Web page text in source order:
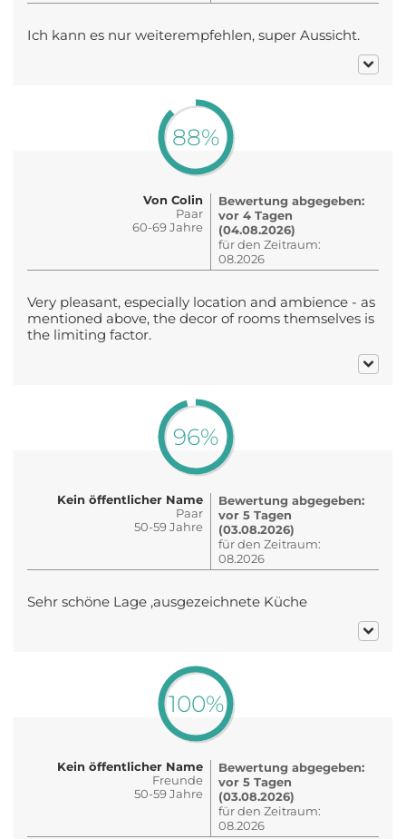
Ich kann es nur weiterempfehlen, super Aussicht.
88%
Von Colin
Paar
60-69 Jahre
Bewertung abgegeben:
vor 4 Tagen
(04.08.2026)
für den Zeitraum:
08.2026
Very pleasant, especially location and ambience - as
mentioned above, the decor of rooms themselves is
the limiting factor.
96%
Kein öffentlicher Name
Paar
50-59 Jahre
Bewertung abgegeben:
vor 5 Tagen
(03.08.2026)
für den Zeitraum:
08.2026
Sehr schöne Lage ,ausgezeichnete Küche
100%
Kein öffentlicher Name
Freunde
50-59 Jahre
Bewertung abgegeben:
vor 5 Tagen
(03.08.2026)
für den Zeitraum:
08.2026